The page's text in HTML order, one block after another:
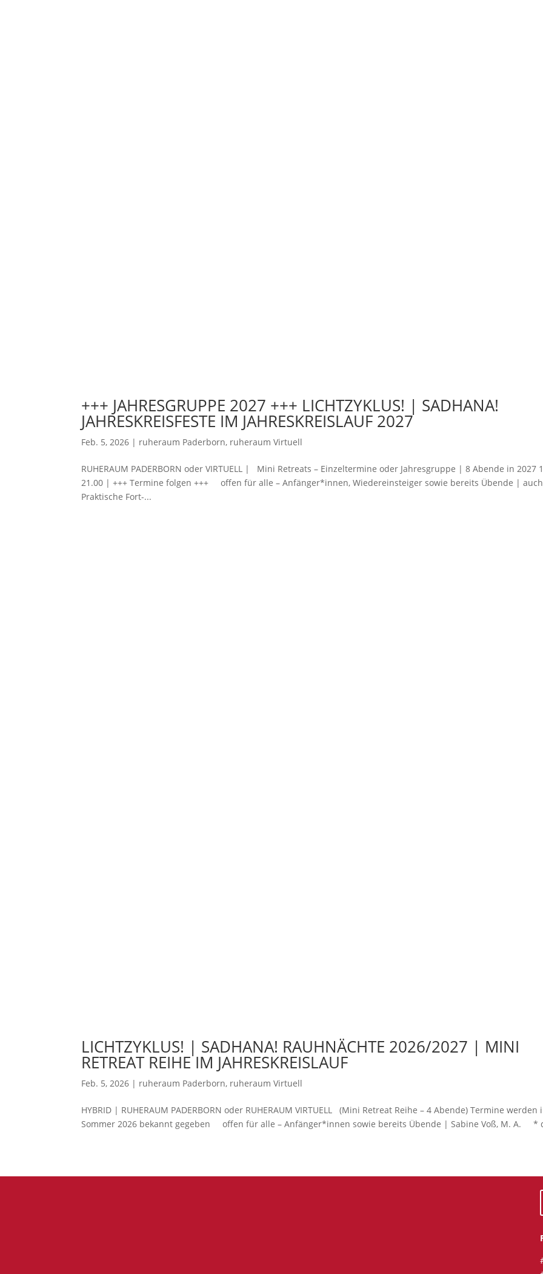
+++ JAHRESGRUPPE 2027 +++ LICHTZYKLUS! | SADHANA!
JAHRESKREISFESTE IM JAHRESKREISLAUF 2027
Feb. 5, 2026 | ruheraum Paderborn, ruheraum Virtuell
RUHERAUM PADERBORN oder VIRTUELL | Mini Retreats – Einzeltermine oder Jahresgruppe | 8 Abende in 2027
21.00 | +++ Termine folgen +++ offen für alle – Anfänger*innen, Wiedereinsteiger sowie bereits Übende |
Praktische Fort-...
LICHTZYKLUS! | SADHANA! RAUHNÄCHTE 2026/2027 | MINI
RETREAT REIHE IM JAHRESKREISLAUF
Feb. 5, 2026 | ruheraum Paderborn, ruheraum Virtuell
HYBRID | RUHERAUM PADERBORN oder RUHERAUM VIRTUELL (Mini Retreat Reihe – 4 Abende) Termine werden
Sommer 2026 bekannt gegeben offen für alle – Anfänger*innen sowie bereits Übende | Sabine Voß, M. A. *